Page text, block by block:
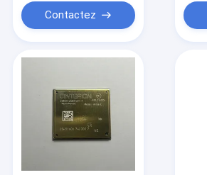
Contactez